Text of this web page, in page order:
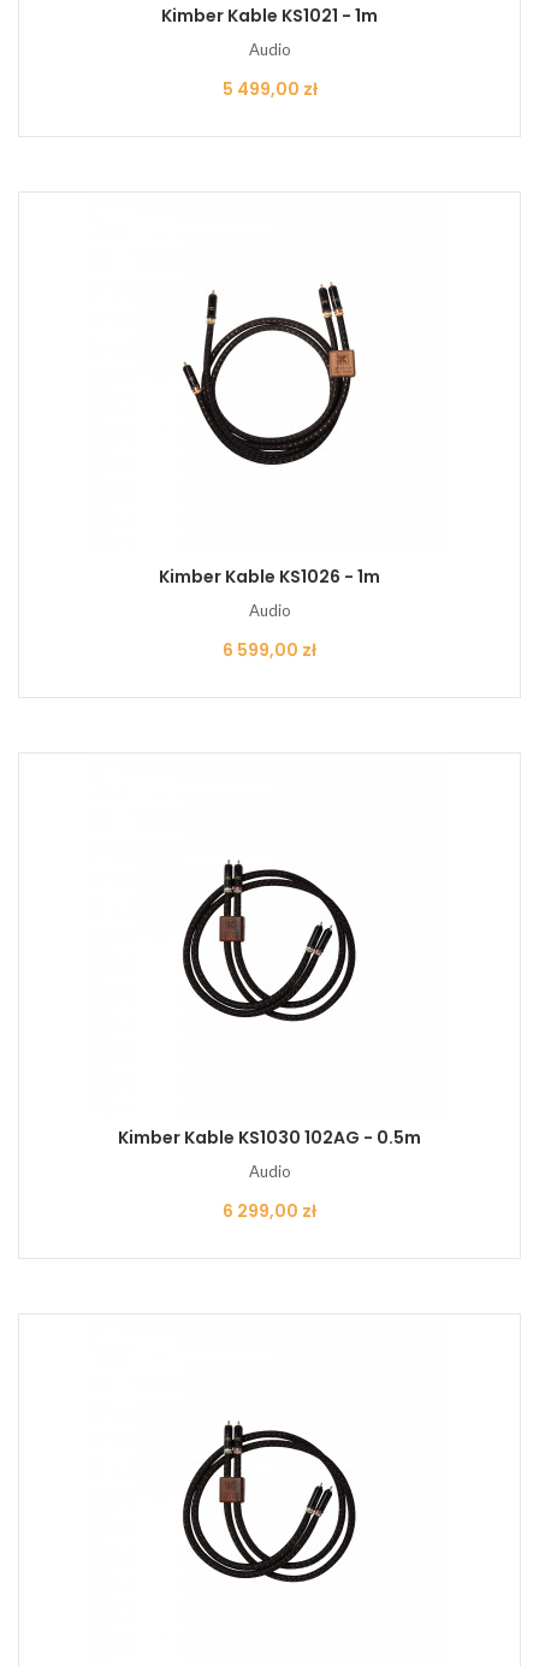
Kimber Kable KS1021 - 1m
Audio
Cena
5 499,00 zł
Kimber Kable KS1026 - 1m
Audio
Cena
6 599,00 zł
Kimber Kable KS1030 102AG - 0.5m
Audio
Cena
6 299,00 zł